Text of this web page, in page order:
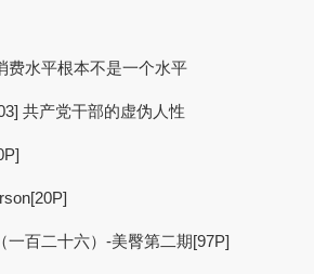
费水平根本不是一个水平
共产党干部的虚伪人性
一百二十六）-美臀第二期[97P]